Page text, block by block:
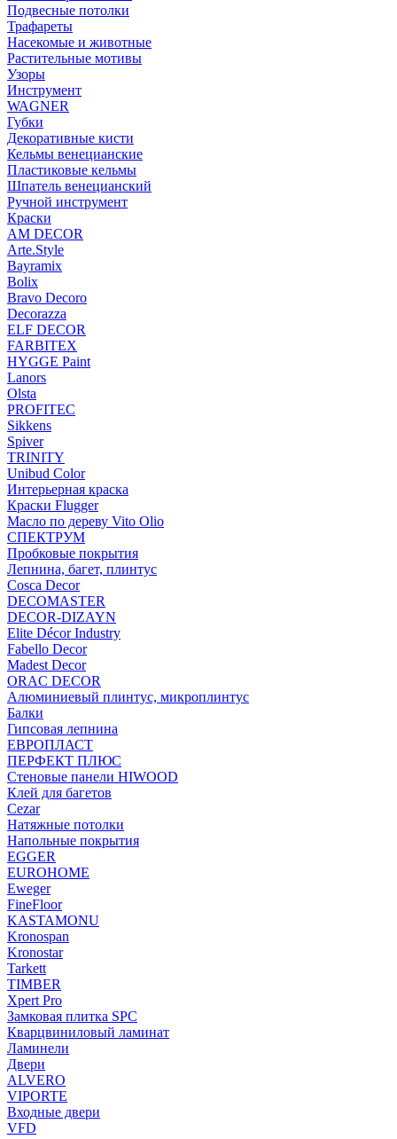
Подвесные потолки
Трафареты
Насекомые и животные
Растительные мотивы
Узоры
Инструмент
WAGNER
Губки
Декоративные кисти
Кельмы венецианские
Пластиковые кельмы
Шпатель венецианский
Ручной инструмент
Краски
AM DECOR
Arte.Style
Bayramix
Bolix
Bravo Decoro
Decorazza
ELF DECOR
FARBITEX
HYGGE Paint
Lanors
Olsta
PROFITEC
Sikkens
Spiver
TRINITY
Unibud Color
Интерьерная краска
Краски Flugger
Масло по дереву Vito Olio
СПЕКТРУМ
Пробковые покрытия
Лепнина, багет, плинтус
Cosca Decor
DECOMASTER
DECOR-DIZAYN
Elite Décor Industry
Fabello Decor
Madest Decor
ORAC DECOR
Алюминиевый плинтус, микроплинтус
Балки
Гипсовая лепнина
ЕВРОПЛАСТ
ПЕРФЕКТ ПЛЮС
Стеновые панели HIWOOD
Клей для багетов
Cezar
Натяжные потолки
Напольные покрытия
EGGER
EUROHOME
Eweger
FineFloor
KASTAMONU
Kronospan
Kronostar
Tarkett
TIMBER
Xpert Pro
Замковая плитка SPC
Кварцвиниловый ламинат
Ламинели
Двери
ALVERO
VIPORTE
Входные двери
VFD